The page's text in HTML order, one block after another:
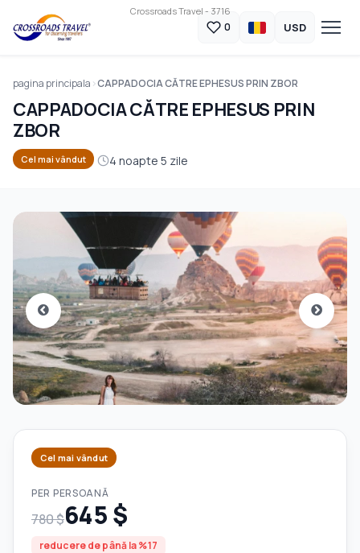
Crossroads Travel - 3716
0 USD
pagina principala CAPPADOCIA CĂTRE EPHESUS PRIN ZBOR
CAPPADOCIA CĂTRE EPHESUS PRIN
ZBOR
Cel mai vândut 4 noapte 5 zile
Cel mai vândut
PER PERSOANĂ
780 $645 $
reducere de până la %17